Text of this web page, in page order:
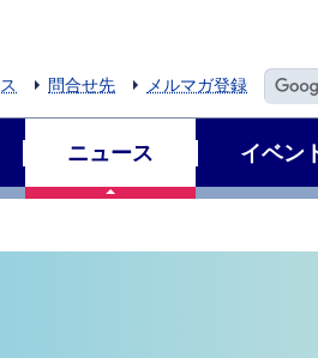
問合せ先 メルマガ登録
ニュース イベン